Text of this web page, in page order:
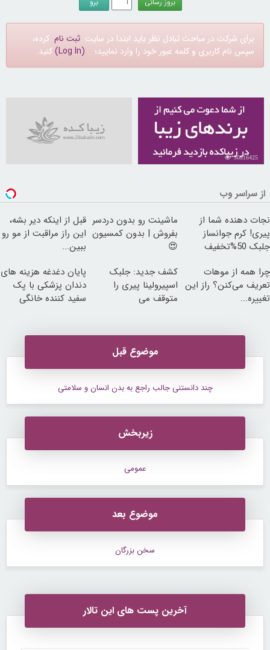
برای شرکت در مباحث تبادل نظر باید ابتدا در سایت ثبت نام کرده،
سپس نام کاربری و کلمه عبور خود را وارد نمایید؛ (Log In) کنید.
30816425
از سراسر وب
نجات دهنده شما از
پیری! کرم جوانساز
جلبک 50%تخفیف
ماشینت رو بدون دردسر
بفروش | بدون کمسیون
😍
قبل از اینکه دیر بشه،
این راز مراقبت از مو رو
ببین...
چرا همه از موهات
تعریف می‌کنن؟ راز این
تغییره...
کشف جدید: جلبک
اسپیرولینا پیری را
متوقف می
پایان دغدغه هزینه های
دندان پزشکی با پک
سفید کننده خانگی
موضوع قبل
چند دانستنی جالب راجع به بدن انسان و سلامتی
زیربخش
عمومی
موضوع بعد
سخن بزرگان
آخرین پست های این تالار